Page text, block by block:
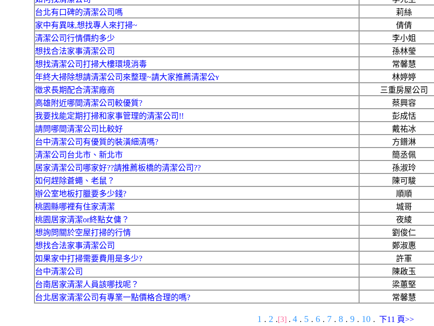
台北有口碑的清潔公司嗎 莉絲
家中有異味,想找專人來打掃~ 倩倩
清潔公司行情價約多少 李小姐
想找合法家事清潔公司 孫林瑩
想找清潔公司打掃大樓環境消毒 常馨慧
年終大掃除想請清潔公司來整理~請大家推薦清潔公ʏ 林婷婷
徵求長期配合清潔廠商 三重房屋公司
高雄附近哪間清潔公司較優質? 蔡興容
我要找能定期打掃和家事管理的清潔公司!! 彭成恬
請問哪間清潔公司比較好 戴祐冰
台中清潔公司有優質的裝潢細清嗎? 方鐠淋
清潔公司台北市、新北市 簡丞佩
居家清潔公司哪家好??請推薦板橋的清潔公司?? 孫淑玲
如何趕除蒼蠅、老鼠？ 陳可駿
辦公室地板打臘要多少錢? 順順
桃園縣哪裡有住家清潔 城哥
桃園居家清潔or終點女傭？ 夜綾
想詢問關於空屋打掃的行情 劉俊仁
想找合法家事清潔公司 鄭淑惠
如果家中打掃需要費用是多少? 許軍
台中清潔公司 陳啟玉
台南居家清潔人員該哪找呢？ 梁蕙堅
台北居家清潔公司有專業一點價格合理的嗎? 常馨慧
1 . 2 .[3] . 4 . 5 . 6 . 7 . 8 . 9 . 10 . 下11 頁>>